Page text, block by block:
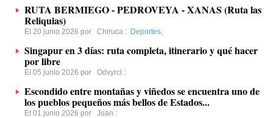
RUTA BERMIEGO - PEDROVEYA - XANAS (Ruta las
Reliquias)
El 20 junio 2026 por Chiruca : Deportes,
Singapur en 3 días: ruta completa, itinerario y qué hacer
por libre
El 05 junio 2026 por Odvyrcl :
Escondido entre montañas y viñedos se encuentra uno de
los pueblos pequeños más bellos de Estados...
El 01 junio 2026 por Juan :